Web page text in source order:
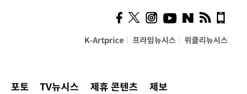
K-Artprice 프라임뉴시스 위클리뉴시스
포토 TV뉴시스 제휴 콘텐츠 제보
사이 해답 찾았죠"…알을
깨고 나온 '초자아'